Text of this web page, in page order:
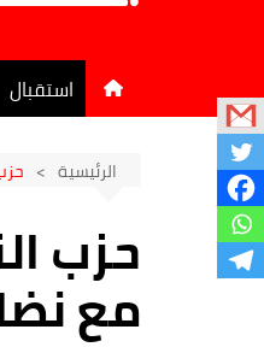
استقبال
الرئيسية
حزب
مع